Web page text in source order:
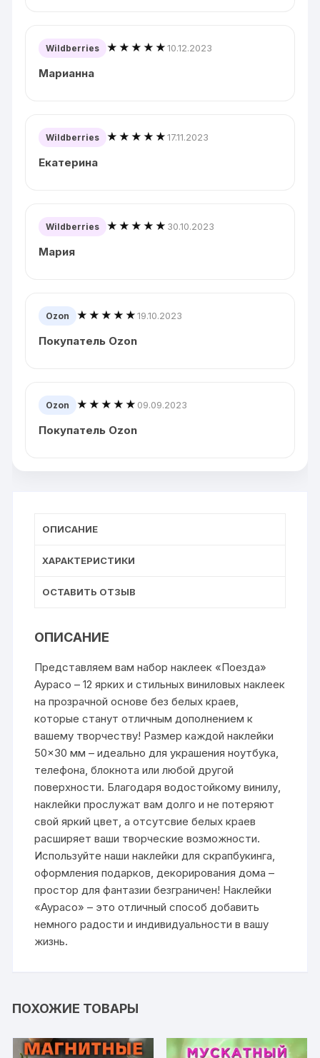
Wildberries ★★★★★10.12.2023
Марианна
Wildberries ★★★★★17.11.2023
Екатерина
Wildberries ★★★★★ 30.10.2023
Мария
Ozon ★★★★★19.10.2023
Покупатель Ozon
Ozon ★★★★★ 09.09.2023
Покупатель Ozon
ОПИСАНИЕ
ХАРАКТЕРИСТИКИ
ОСТАВИТЬ ОТЗЫВ
ОПИСАНИЕ
Представляем вам набор наклеек «Поезда»
Аурасо – 12 ярких и стильных виниловых наклеек
на прозрачной основе без белых краев,
которые станут отличным дополнением к
вашему творчеству! Размер каждой наклейки
50×30 мм – идеально для украшения ноутбука,
телефона, блокнота или любой другой
поверхности. Благодаря водостойкому винилу,
наклейки прослужат вам долго и не потеряют
свой яркий цвет, а отсутсвие белых краев
расширяет ваши творческие возможности.
Используйте наши наклейки для скрапбукинга,
оформления подарков, декорирования дома –
простор для фантазии безграничен! Наклейки
«Аурасо» – это отличный способ добавить
немного радости и индивидуальности в вашу
жизнь.
ПОХОЖИЕ ТОВАРЫ